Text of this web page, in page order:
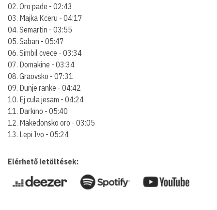
02. Oro pade - 02:43
03. Majka Kceru - 04:17
04. Semartin - 03:55
05. Saban - 05:47
06. Simbil cvece - 03:34
07. Domakine - 03:34
08. Graovsko - 07:31
09. Dunje ranke - 04:42
10. Ej cula jesam - 04:24
11. Darkino - 05:40
12. Makedonsko oro - 03:05
13. Lepi Ivo - 05:24
Elérhető letöltések: